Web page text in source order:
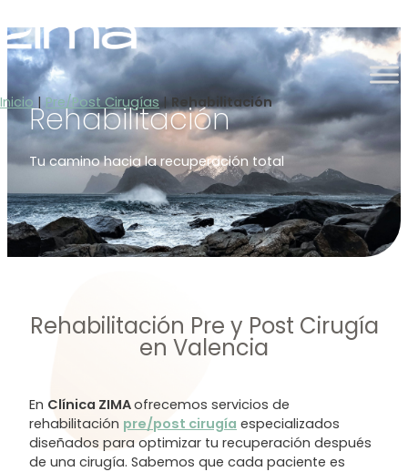
al
contenido
Inicio |Pre/Post Cirugías| Rehabilitación
Rehabilitación
Tu camino hacia la recuperación total
Rehabilitación Pre y Post Cirugía
en Valencia
En Clínica ZIMAofrecemos servicios de
rehabilitación pre/post cirugía especializados
diseñados para optimizar tu recuperación después
de una cirugía. Sabemos que cada paciente es